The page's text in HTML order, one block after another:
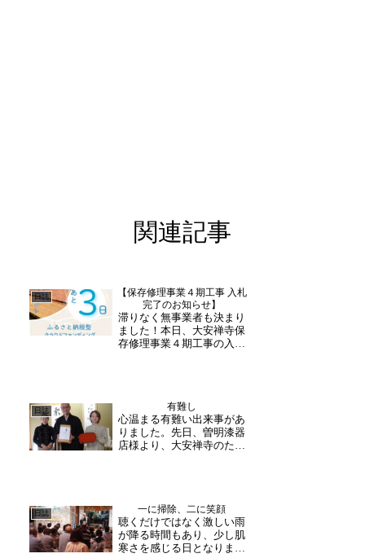
関連記事
日誌
【保存修理事業４期工事 入札
完了のお知らせ】
滞りなく無事業者も決まり
ました！本日、大安禅寺保
存修理事業４期工事の入札
たします。今回の入札は、
開基堂・開山堂・宝蔵の解
体工事までを対象としたも
の...
日誌 有難し
心温まる有難い出来事があ
りました。先日、曽明漆器
店様より、大安禅寺のため
明漆器店様には、普段より
お世話になりっぱなしで、
いつも心温かく大安禅寺...
日誌 一に掃除、二に笑顔
聴くだけではなく激しい雨
が降る時間もあり、少し肌
寒さを感じる日となりまし